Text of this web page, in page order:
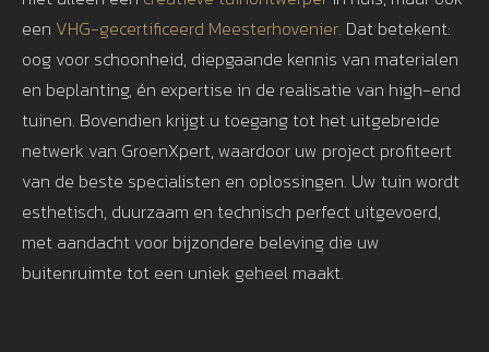
een VHG-gecertificeerd Meesterhovenier. Dat betekent:
oog voor schoonheid, diepgaande kennis van materialen
en beplanting, én expertise in de realisatie van high-end
tuinen. Bovendien krijgt u toegang tot het uitgebreide
netwerk van GroenXpert, waardoor uw project profiteert
van de beste specialisten en oplossingen. Uw tuin wordt
esthetisch, duurzaam en technisch perfect uitgevoerd,
met aandacht voor bijzondere beleving die uw
buitenruimte tot een uniek geheel maakt.